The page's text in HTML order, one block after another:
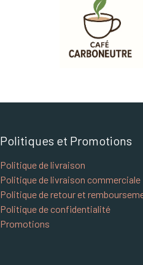
Politiques et Promotions
Politique de livraison
Politique de livraison commerciale
Politique de retour et
Politique de confidentialité
Promotions